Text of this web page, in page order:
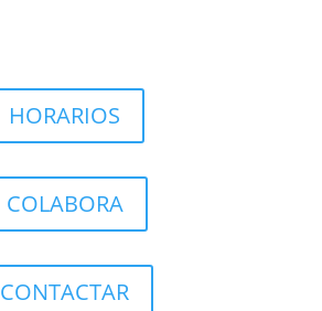
HORARIOS
COLABORA
CONTACTAR